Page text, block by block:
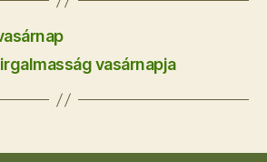
vasárnapja